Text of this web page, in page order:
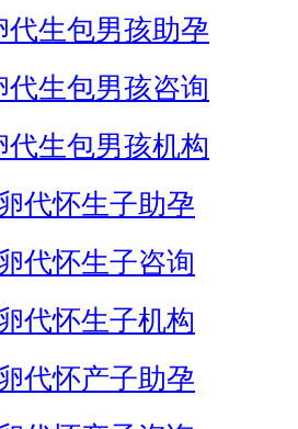
代生包男孩助孕
代生包男孩咨询
代生包男孩机构
代怀生子助孕
代怀生子咨询
代怀生子机构
代怀产子助孕